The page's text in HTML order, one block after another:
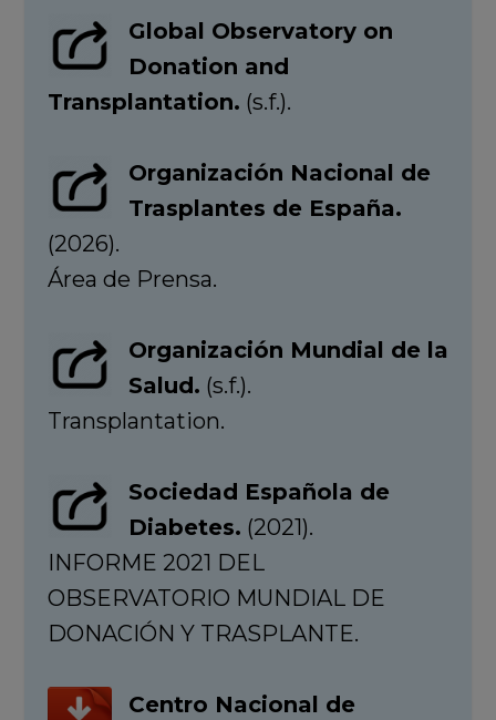
Global Observatory on
Donation and
Transplantation. (s.f.).
Organización Nacional de
Trasplantes de España.
(2026).
Área de Prensa.
Organización Mundial de la
Salud. (s.f.).
Transplantation.
Sociedad Española de
Diabetes. (2021).
INFORME 2021 DEL
OBSERVATORIO MUNDIAL DE
DONACIÓN Y TRASPLANTE.
Centro Nacional de